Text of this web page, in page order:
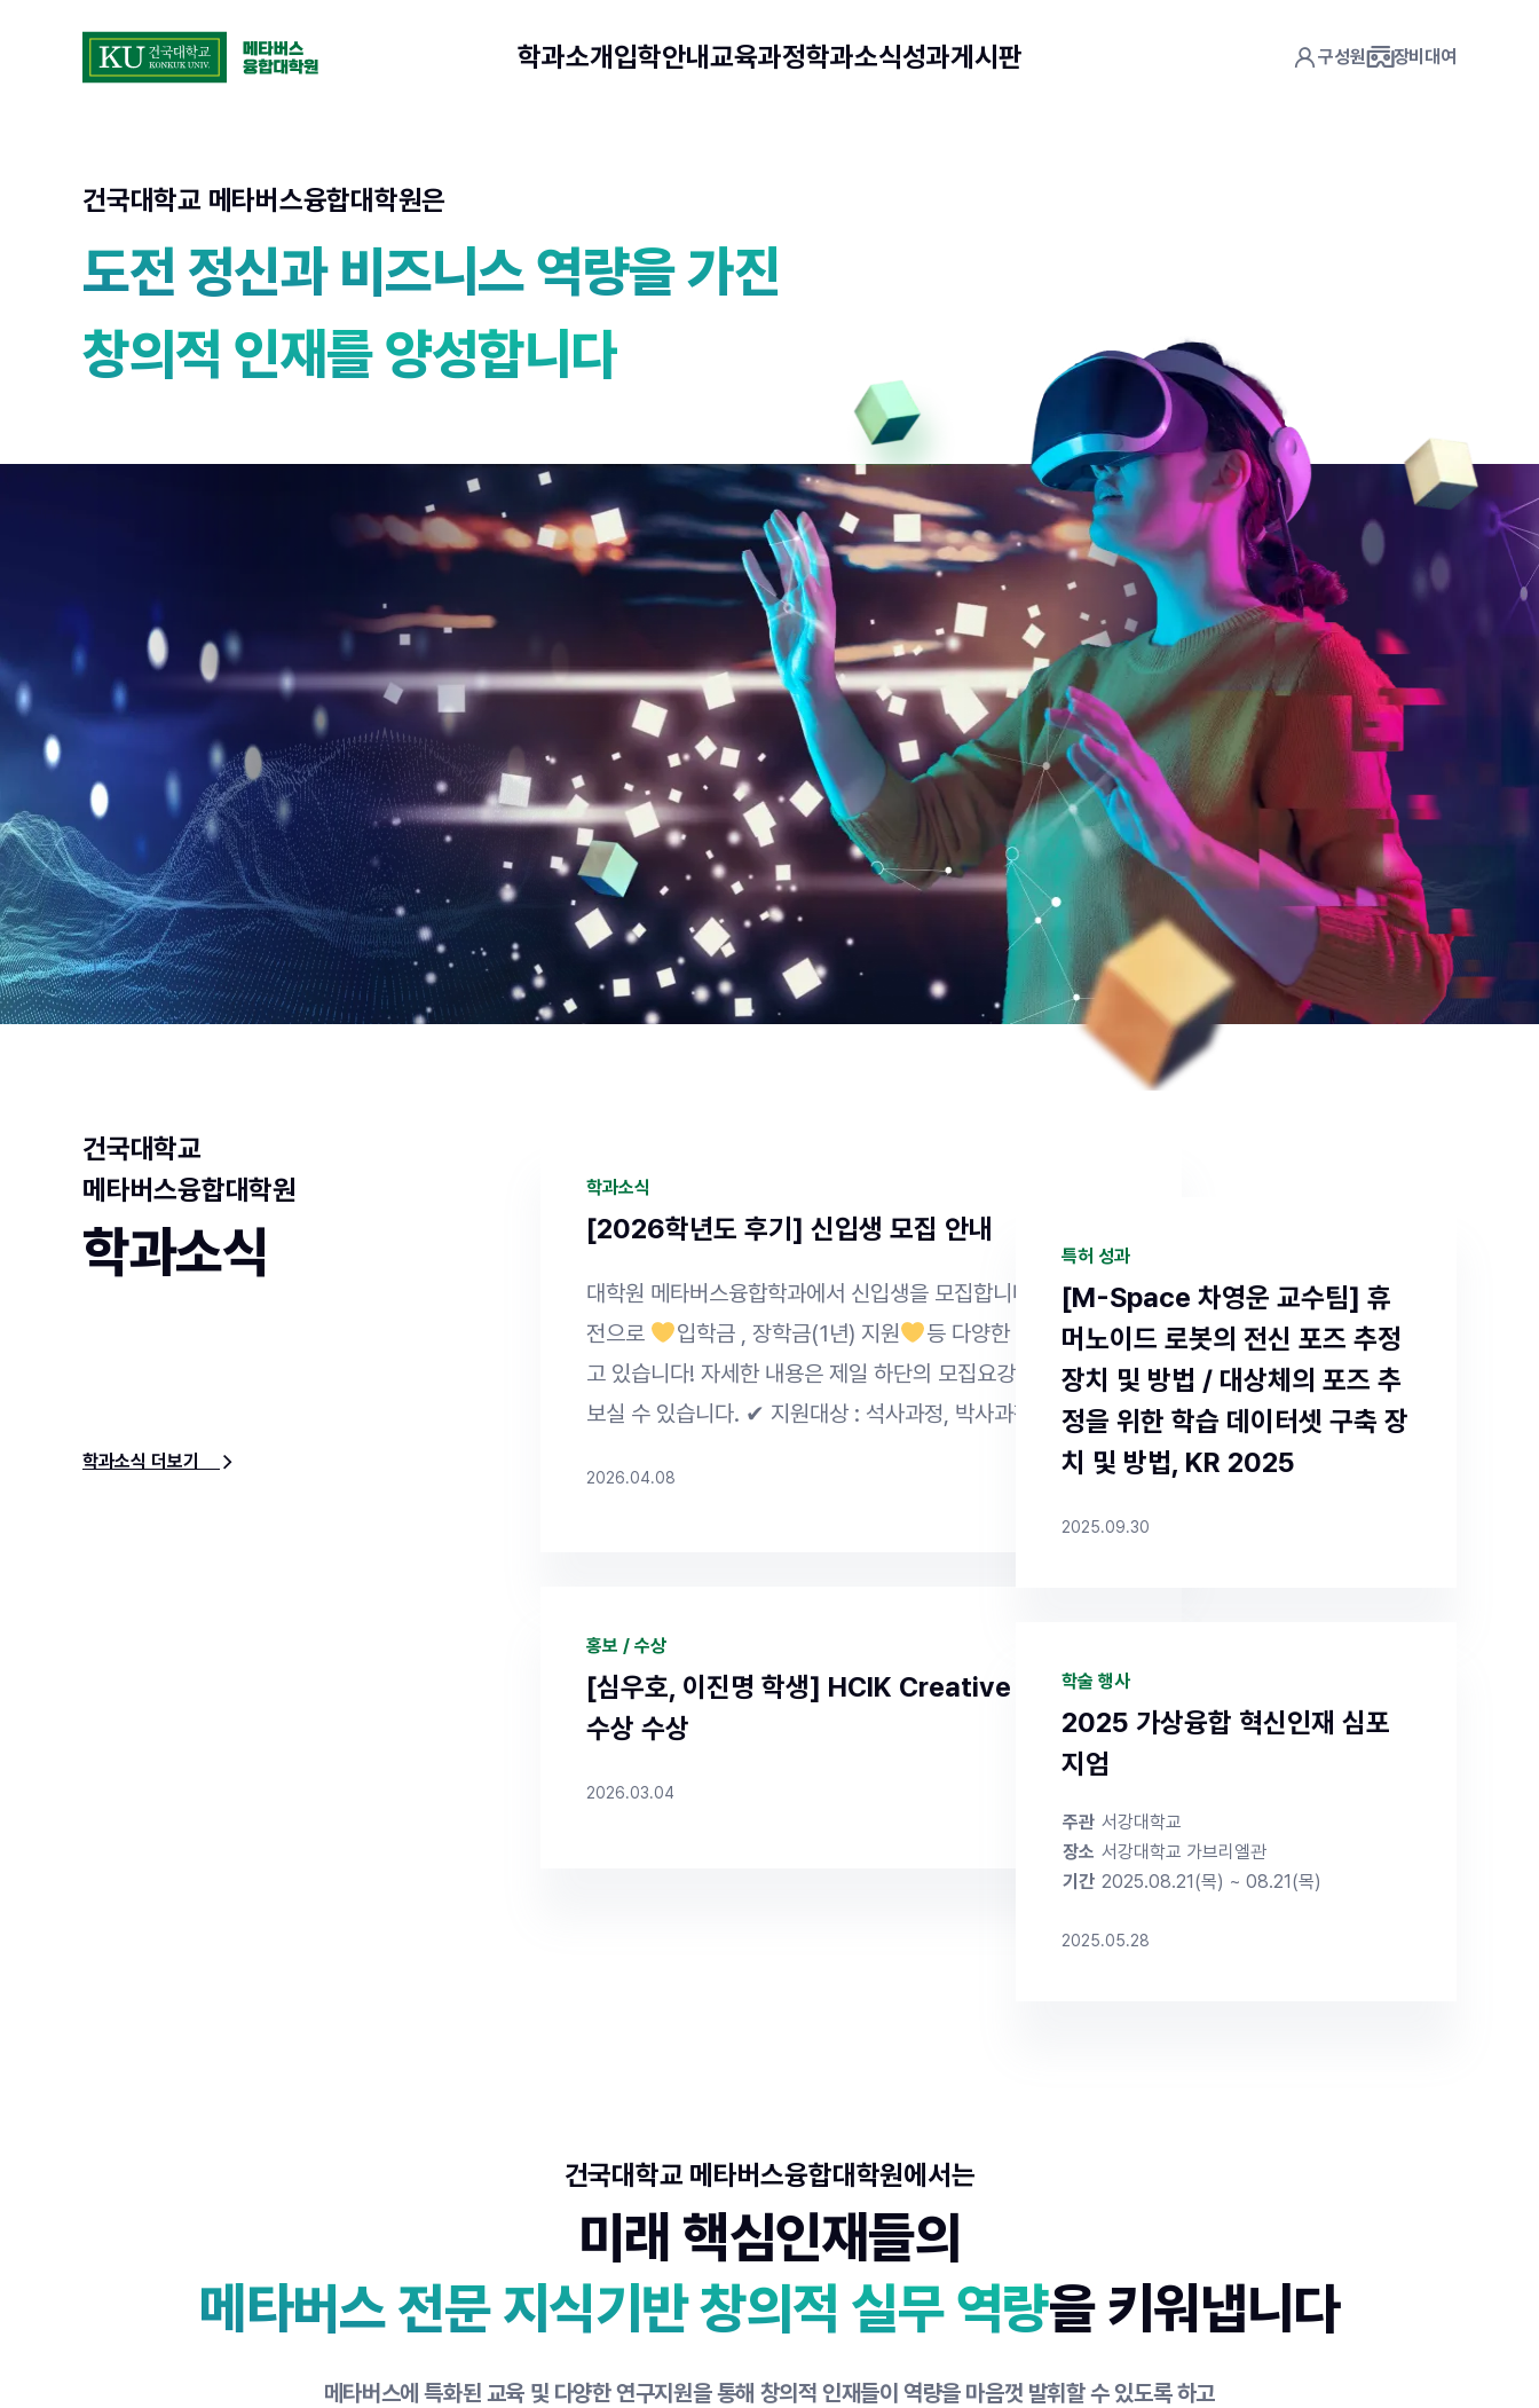
건국대학교 메타버스융합대학원 학과소개입학안내교육과정학과소식성과게시판 구성원 장비대여
건국대학교 메타버스융합대학원은
도전 정신과 비즈니스 역량을 가진
창의적 인재를 양성합니다
건국대학교
메타버스융합대학원
학과소식
학과소식 더보기
학과소식
[2026학년도 후기] 신입생 모집 안내
대학원 메타버스융합학과에서 신입생을 모집합니다! 신입생 특
전으로
입학금 , 장학금(1년) 지원
등 다양한 혜택을 드리
고 있습니다! 자세한 내용은 제일 하단의 모집요강을 클릭하면
보실 수 있습니다. ✔ 지원대상 : 석사과정, 박사과정, 통합과정
✔ 원서접수 : 26. 4. 01. (수) ~ 4. 20. (월) 23:59까지 ✔ 서류
전 : 입학금 및 장학금 지원 (1학기 전원 지급, 2학기는 추후 확
정. 기타 프로젝트 참여에 따라 추가 인건비 수혜) , 각종 학술활
동비 지원, 산학연계 및 인턴쉽 지원
2026년도 후
2026.04.08
홍보 / 수상
[심우호, 이진명 학생] HCIK Creative Award 우
수상 수상
2026.03.04
특허 성과
[M-Space 차영운 교수팀] 휴
머노이드 로봇의 전신 포즈 추정
장치 및 방법 / 대상체의 포즈 추
정을 위한 학습 데이터셋 구축 장
치 및 방법, KR 2025
2025.09.30
학술 행사
2025 가상융합 혁신인재 심포
지엄
주관 서강대학교
장소 서강대학교 가브리엘관
기간 2025.08.21(목) ~ 08.21(목)
2025.05.28
건국대학교 메타버스융합대학원에서는
미래 핵심인재들의
메타버스 전문 지식기반창의적 실무 역량을 키워냅니다
메타버스에 특화된 교육 및 다양한 연구지원을 통해 창의적 인재들이 역량을 마음껏 발휘할 수 있도록 하고